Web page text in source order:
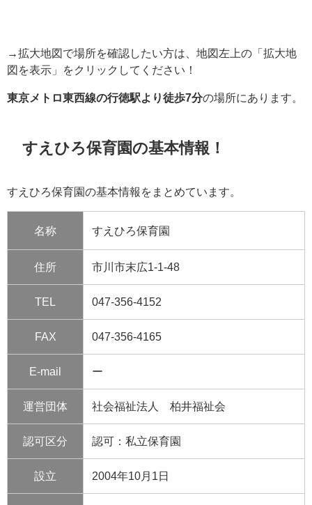
→拡大地図で場所を確認したい方は、地図左上の「拡大地
図を表示」をクリックしてください！
東京メトロ東西線の行徳駅より徒歩7分の場所にあります。
すえひろ保育園の基本情報！
すえひろ保育園の基本情報をまとめています。
名称 すえひろ保育園
住所 市川市末広1-1-48
TEL 047-356-4152
FAX 047-356-4165
E-mail ー
運営団体 社会福祉法人 柏井福祉会
認可区分 認可：私立保育園
設立 2004年10月1日